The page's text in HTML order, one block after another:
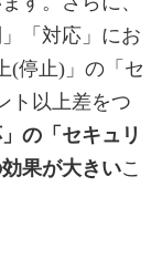
「対応」にお
(停止)」の「セ
ト以上差をつ
の「セキュリ
果が大きいこ